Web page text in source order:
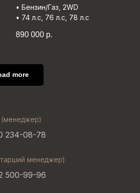
• Бензин/Газ, 2WD
• 74 л.с, 76 л.с, 78 л.с
890 000 р.
more
234-08-78
менеджер)
500-99-96